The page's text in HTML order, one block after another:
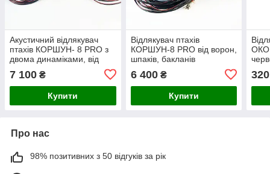
Акустичний відлякувач
птахів КОРШУН- 8 PRO з
двома динаміками, від
шпаків, ворон, бакланів,
щурок
7 100 ₴
Купити
Відлякувач птахів
КОРШУН-8 PRO від ворон,
шпаків, бакланів
6 400₴
Купити
ОКО
320
Про нас
98% позитивних з 50 відгуків за рік